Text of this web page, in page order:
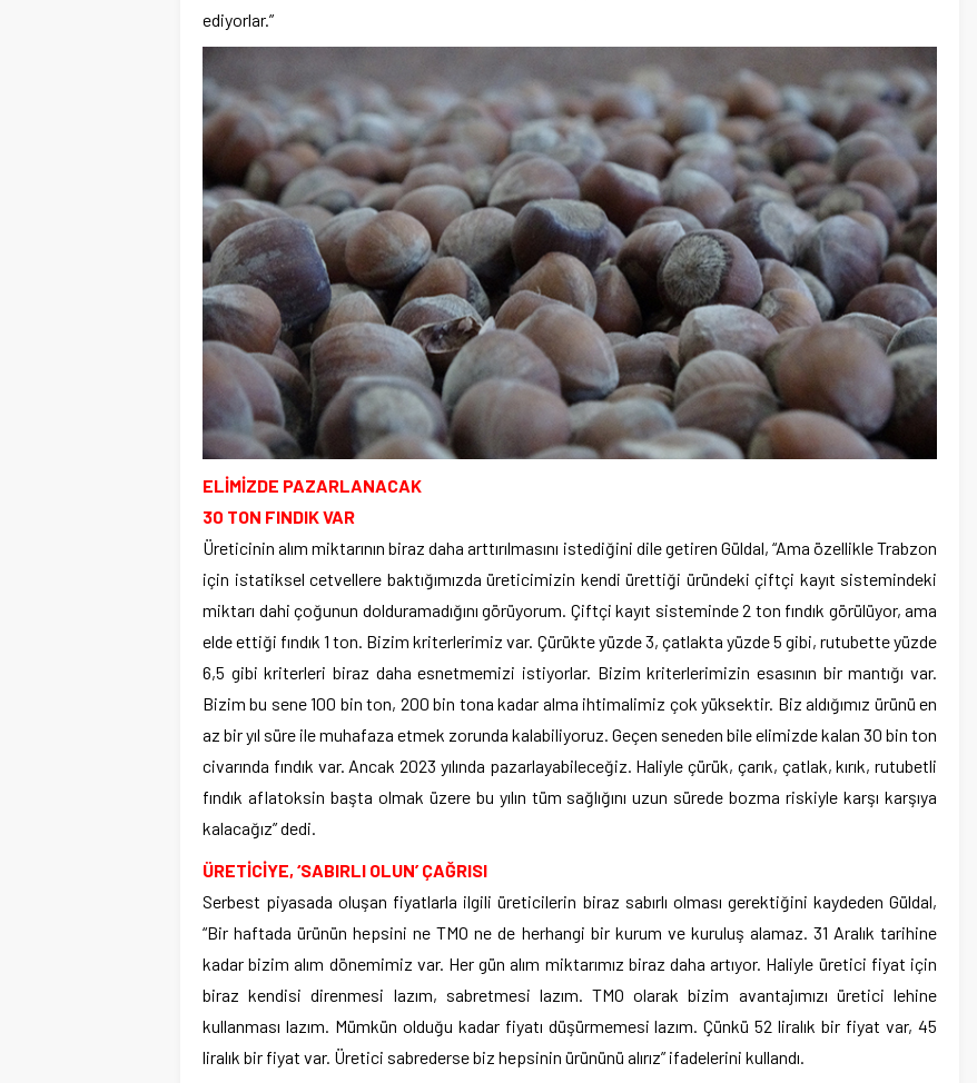
ediyorlar.”
ELİMİZDE PAZARLANACAK
30 TON FINDIK VAR
Üreticinin alım miktarının biraz daha arttırılmasını istediğini dile getiren Güldal, “Ama özellikle Trabzon
için istatiksel cetvellere baktığımızda üreticimizin kendi ürettiği üründeki çiftçi kayıt sistemindeki
miktarı dahi çoğunun dolduramadığını görüyorum. Çiftçi kayıt sisteminde 2 ton fındık görülüyor, ama
elde ettiği fındık 1 ton. Bizim kriterlerimiz var. Çürükte yüzde 3, çatlakta yüzde 5 gibi, rutubette yüzde
6,5 gibi kriterleri biraz daha esnetmemizi istiyorlar. Bizim kriterlerimizin esasının bir mantığı var.
Bizim bu sene 100 bin ton, 200 bin tona kadar alma ihtimalimiz çok yüksektir. Biz aldığımız ürünü en
az bir yıl süre ile muhafaza etmek zorunda kalabiliyoruz. Geçen seneden bile elimizde kalan 30 bin ton
civarında fındık var. Ancak 2023 yılında pazarlayabileceğiz. Haliyle çürük, çarık, çatlak, kırık, rutubetli
fındık aflatoksin başta olmak üzere bu yılın tüm sağlığını uzun sürede bozma riskiyle karşı karşıya
kalacağız” dedi.
ÜRETİCİYE, ‘SABIRLI OLUN’ ÇAĞRISI
Serbest piyasada oluşan fiyatlarla ilgili üreticilerin biraz sabırlı olması gerektiğini kaydeden Güldal,
“Bir haftada ürünün hepsini ne TMO ne de herhangi bir kurum ve kuruluş alamaz. 31 Aralık tarihine
kadar bizim alım dönemimiz var. Her gün alım miktarımız biraz daha artıyor. Haliyle üretici fiyat için
biraz kendisi direnmesi lazım, sabretmesi lazım. TMO olarak bizim avantajımızı üretici lehine
kullanması lazım. Mümkün olduğu kadar fiyatı düşürmemesi lazım. Çünkü 52 liralık bir fiyat var, 45
liralık bir fiyat var. Üretici sabrederse biz hepsinin ürününü alırız” ifadelerini kullandı.